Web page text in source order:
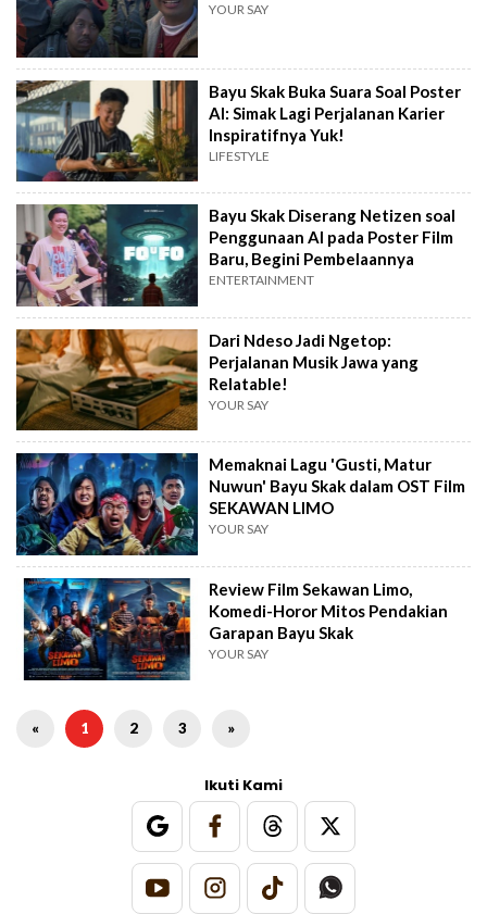
YOUR SAY
Bayu Skak Buka Suara Soal Poster
AI: Simak Lagi Perjalanan Karier
Inspiratifnya Yuk!
LIFESTYLE
Bayu Skak Diserang Netizen soal
Penggunaan AI pada Poster Film
Baru, Begini Pembelaannya
ENTERTAINMENT
Dari Ndeso Jadi Ngetop:
Perjalanan Musik Jawa yang
Relatable!
YOUR SAY
Memaknai Lagu 'Gusti, Matur
Nuwun' Bayu Skak dalam OST Film
SEKAWAN LIMO
YOUR SAY
Review Film Sekawan Limo,
Komedi-Horor Mitos Pendakian
Garapan Bayu Skak
YOUR SAY
« 1 2 3 »
Ikuti Kami